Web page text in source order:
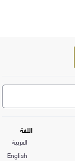
اللغة
العربية
English